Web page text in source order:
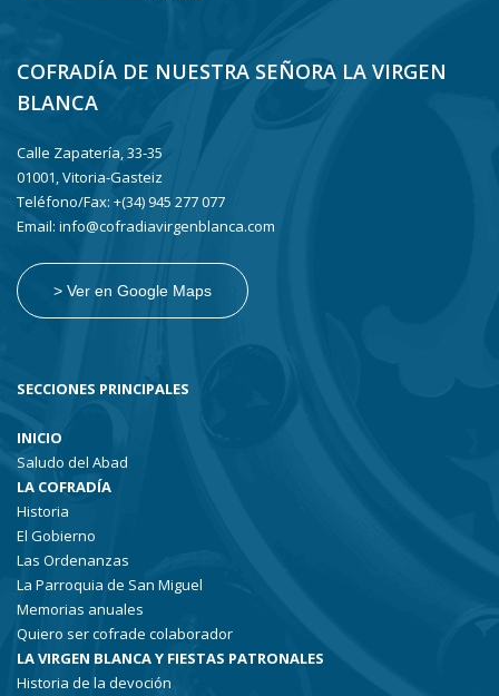
COFRADÍA DE NUESTRA SEÑORA LA VIRGEN
BLANCA
Calle Zapatería, 33-35
01001, Vitoria-Gasteiz
Teléfono/Fax: +(34) 945 277 077
Email: info@cofradiavirgenblanca.com
> Ver en Google Maps
SECCIONES PRINCIPALES
INICIO
Saludo del Abad
LA COFRADÍA
Historia
El Gobierno
Las Ordenanzas
La Parroquia de San Miguel
Memorias anuales
Quiero ser cofrade colaborador
LA VIRGEN BLANCA Y FIESTAS PATRONALES
Historia de la devoción